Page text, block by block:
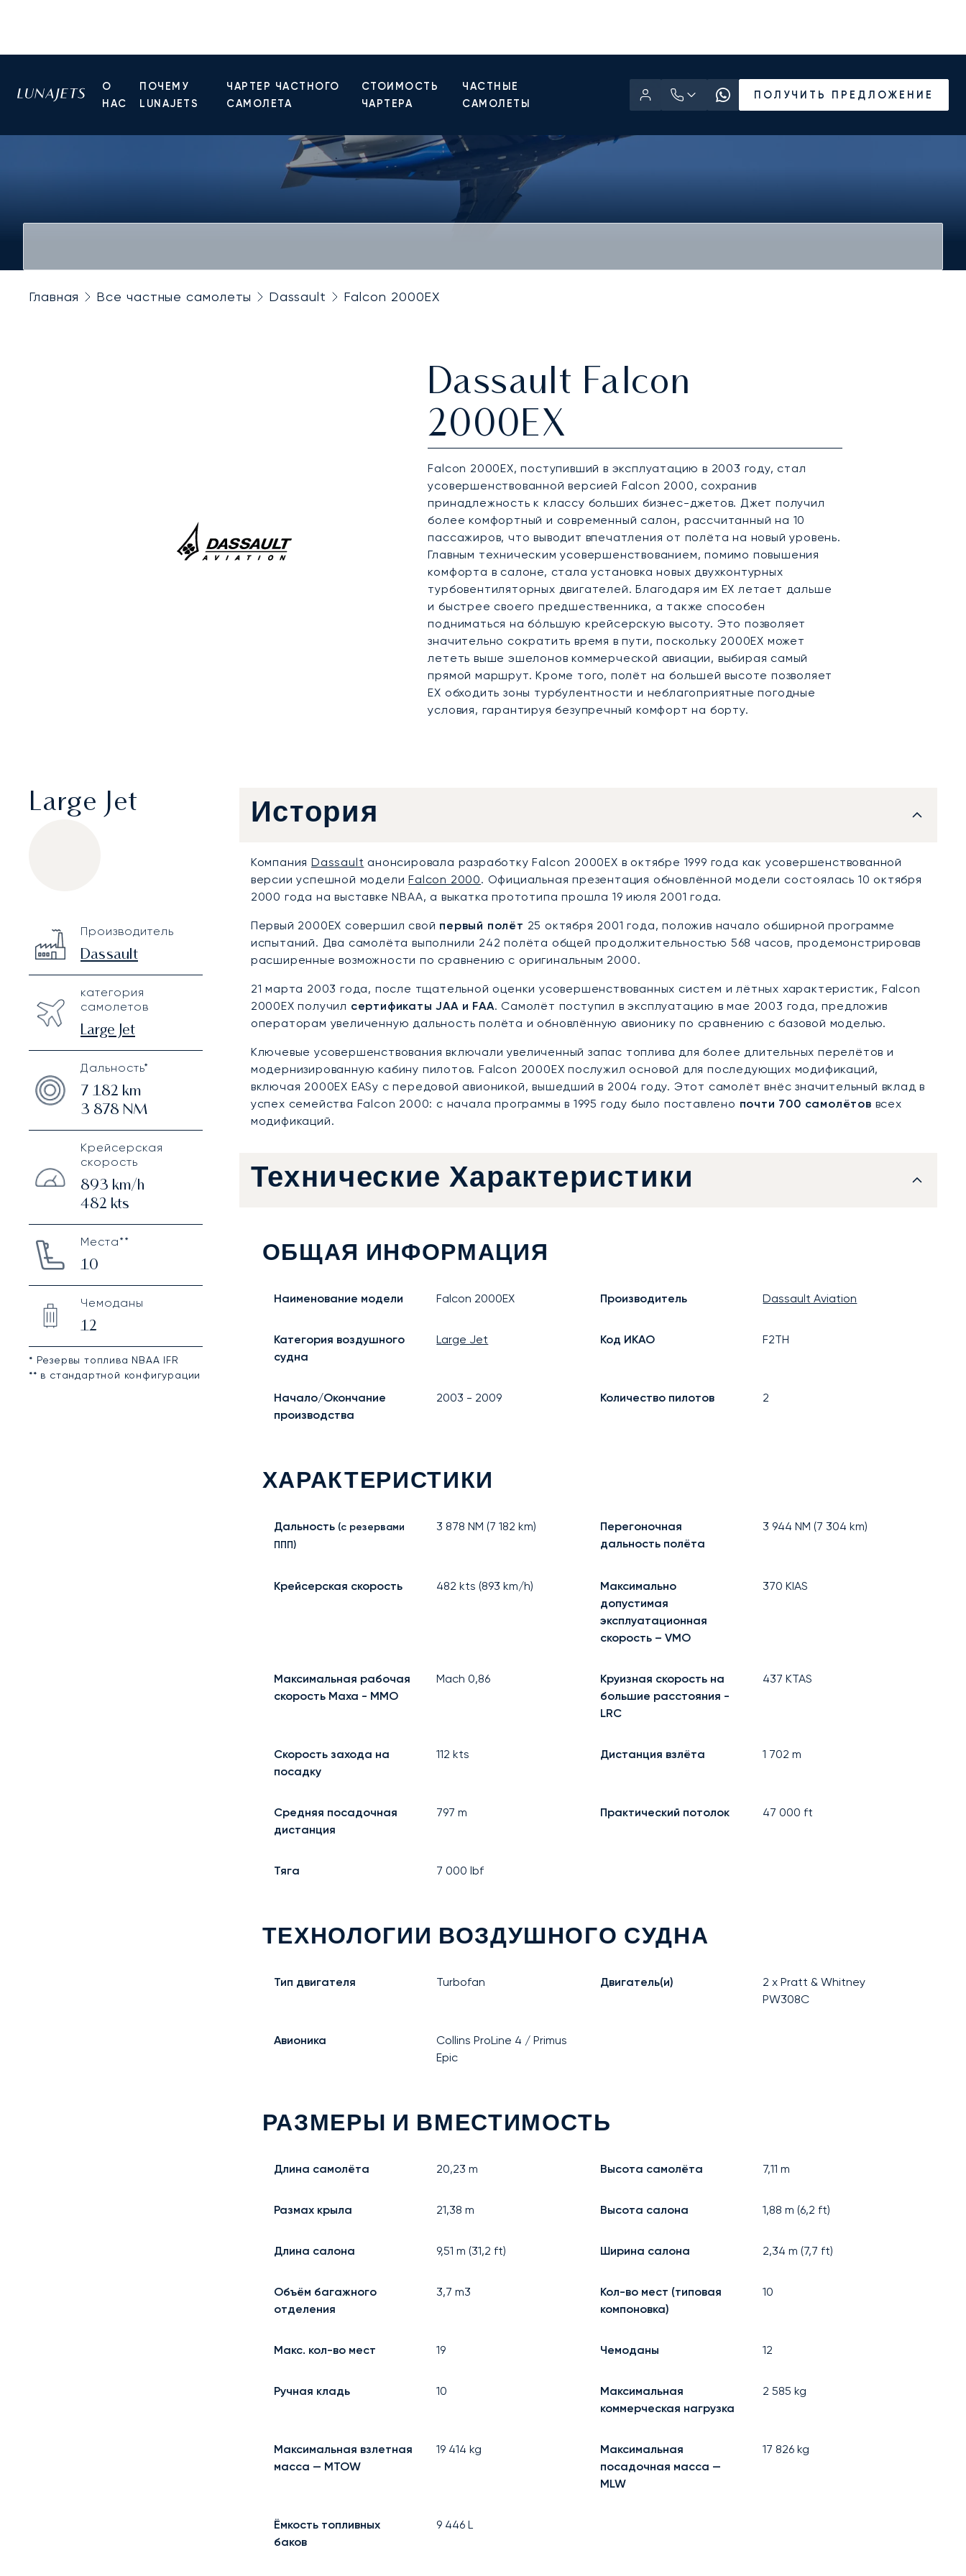
О
НАС
ПОЧЕМУ
LUNAJETS
ЧАРТЕР ЧАСТНОГО
САМОЛЕТА
СТОИМОСТЬ
ЧАРТЕРА
ЧАСТНЫЕ
САМОЛЕТЫ
ПОЛУЧИТЬ ПРЕДЛОЖЕНИЕ
Главная Все частные самолеты Dassault Falcon 2000EX
Dassault Falcon
2000EX
Falcon 2000EX, поступивший в эксплуатацию в 2003 году, стал
усовершенствованной версией Falcon 2000, сохранив
принадлежность к классу больших бизнес-джетов. Джет получил
более комфортный и современный салон, рассчитанный на 10
пассажиров, что выводит впечатления от полёта на новый уровень.
Главным техническим усовершенствованием, помимо повышения
комфорта в салоне, стала установка новых двухконтурных
турбовентиляторных двигателей. Благодаря им EX летает дальше
и быстрее своего предшественника, а также способен
подниматься на бо́льшую крейсерскую высоту. Это позволяет
значительно сократить время в пути, поскольку 2000EX может
лететь выше эшелонов коммерческой авиации, выбирая самый
прямой маршрут. Кроме того, полёт на большей высоте позволяет
EX обходить зоны турбулентности и неблагоприятные погодные
условия, гарантируя безупречный комфорт на борту.
Large Jet
Technical specifications
Производитель
Dassault
категория
самолетов
Large Jet
Дальность*
7 182 km
3 878 NM
Крейсерская
скорость
893 km/h
482 kts
Места**
10
Чемоданы
12
* Резервы топлива NBAA IFR
** в стандартной конфигурации
История
Компания Dassault анонсировала разработку Falcon 2000EX в октябре 1999 года как усовершенствованной
версии успешной моделиFalcon 2000. Официальная презентация обновлённой модели состоялась 10 октября
2000 года на выставке NBAA, а выкатка прототипа прошла 19 июля 2001 года.
Первый 2000EX совершил свой первый полёт 25 октября 2001 года, положив начало обширной программе
испытаний. Два самолёта выполнили 242 полёта общей продолжительностью 568 часов, продемонстрировав
расширенные возможности по сравнению с оригинальным 2000.
21 марта 2003 года, после тщательной оценки усовершенствованных систем и лётных характеристик, Falcon
2000EX получил сертификаты JAA и FAA. Самолёт поступил в эксплуатацию в мае 2003 года, предложив
операторам увеличенную дальность полёта и обновлённую авионику по сравнению с базовой моделью.
Ключевые усовершенствования включали увеличенный запас топлива для более длительных перелётов и
модернизированную кабину пилотов. Falcon 2000EX послужил основой для последующих модификаций,
включая 2000EX EASy с передовой авионикой, вышедший в 2004 году. Этот самолёт внёс значительный вклад в
успех семейства Falcon 2000: с начала программы в 1995 году было поставлено почти 700 самолётов всех
модификаций.
Технические Характеристики
ОБЩАЯ ИНФОРМАЦИЯ
Наименование модели Falcon 2000EX Производитель Dassault Aviation
Категория воздушного
судна
Large Jet Код ИКАО F2TH
Начало/Окончание
производства
2003 - 2009 Количество пилотов 2
ХАРАКТЕРИСТИКИ
Дальность(с резервами
ППП)
3 878 NM (7 182 km)
Перегоночная
дальность полёта
3 944 NM (7 304 km)
Крейсерская скорость 482 kts (893 km/h)
Максимально
допустимая
эксплуатационная
скорость – VMO
370 KIAS
Максимальная рабочая
скорость Маха - MMO
Mach0,86
Круизная скорость на
большие расстояния -
LRC
437 KTAS
Скорость захода на
посадку
112 kts Дистанция взлёта 1 702 m
Средняя посадочная
дистанция
797 m Практический потолок 47 000 ft
Тяга 7 000 lbf
ТЕХНОЛОГИИ ВОЗДУШНОГО СУДНА
Тип двигателя Turbofan Двигатель(и)
2 x Pratt & Whitney
PW308C
Авионика
Collins ProLine 4 / Primus
Epic
РАЗМЕРЫ И ВМЕСТИМОСТЬ
Длина самолёта 20,23 m Высота самолёта 7,11 m
Размах крыла 21,38 m Высота салона 1,88 m (6,2 ft)
Длина салона 9,51 m (31,2 ft) Ширина салона 2,34 m (7,7 ft)
Объём багажного
отделения
3,7 m3
Кол-во мест (типовая
компоновка)
10
Макс. кол-во мест 19 Чемоданы 12
Ручная кладь 10
Максимальная
коммерческая нагрузка
2 585 kg
Максимальная взлетная
масса — MTOW
19 414 kg
Максимальная
посадочная масса —
MLW
17 826 kg
Ёмкость топливных
баков
9 446 L